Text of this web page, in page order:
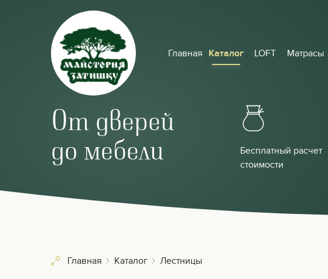
Главная Каталог LOFT Матрасы
От дверей
до мебели
Бесплатный расчет
стоимости
Главная Каталог Лестницы